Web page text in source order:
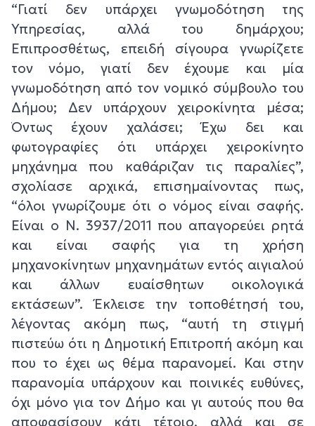
“Γιατί δεν υπάρχει γνωμοδότηση της
Υπηρεσίας, αλλά του δημάρχου;
Επιπροσθέτως, επειδή σίγουρα γνωρίζετε
τον νόμο, γιατί δεν έχουμε και μία
γνωμοδότηση από τον νομικό σύμβουλο του
Δήμου; Δεν υπάρχουν χειροκίνητα μέσα;
Όντως έχουν χαλάσει; Έχω δει και
φωτογραφίες ότι υπάρχει χειροκίνητο
μηχάνημα που καθάριζαν τις παραλίες”,
σχολίασε αρχικά, επισημαίνοντας πως,
“όλοι γνωρίζουμε ότι ο νόμος είναι σαφής.
Είναι ο Ν. 3937/2011 που απαγορεύει ρητά
και είναι σαφής για τη χρήση
μηχανοκίνητων μηχανημάτων εντός αιγιαλού
και άλλων ευαίσθητων οικολογικά
εκτάσεων”. Έκλεισε την τοποθέτησή του,
λέγοντας ακόμη πως, “αυτή τη στιγμή
πιστεύω ότι η Δημοτική Επιτροπή ακόμη και
που το έχει ως θέμα παρανομεί. Και στην
παρανομία υπάρχουν και ποινικές ευθύνες,
όχι μόνο για τον Δήμο και γι αυτούς που θα
αποφασίσουν κάτι τέτοιο, αλλά και σε